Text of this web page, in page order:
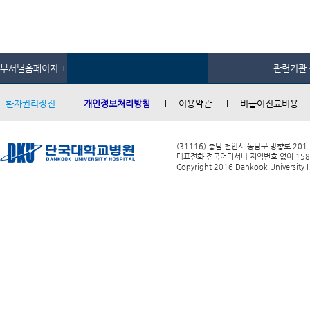
부서별홈페이지 + 관련기관
환자권리장전 개인정보처리방침 이용약관 비급여진료비용
(31116) 충남 천안시 동남구 망향로 201
대표전화 전국어디서나 지역번호 없이
Copyright 2016 Dankook University